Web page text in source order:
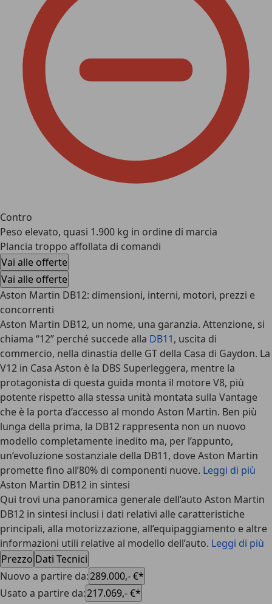
Contro
Peso elevato, quasi 1.900 kg in ordine di marcia
Plancia troppo affollata di comandi
Vai alle offerte
Vai alle offerte
Aston Martin DB12: dimensioni, interni, motori, prezzi e
concorrenti
Aston Martin DB12, un nome, una garanzia. Attenzione, si
chiama “12” perché succede alla DB11, uscita di
commercio, nella dinastia delle GT della Casa di Gaydon. La
V12 in Casa Aston è la DBS Superleggera, mentre la
protagonista di questa guida monta il motore V8, più
potente rispetto alla stessa unità montata sulla Vantage
che è la porta d’accesso al mondo Aston Martin. Ben più
lunga della prima, la DB12 rappresenta non un nuovo
modello completamente inedito ma, per l’appunto,
un’evoluzione sostanziale della DB11, dove Aston Martin
promette fino all’80% di componenti nuove. Leggi di più
Aston Martin DB12 in sintesi
Qui trovi una panoramica generale dell’auto Aston Martin
DB12 in sintesi inclusi i dati relativi alle caratteristiche
principali, alla motorizzazione, all’equipaggiamento e altre
informazioni utili relative al modello dell’auto. Leggi di più
Prezzo Dati Tecnici
Nuovo a partire da:289.000,- €*
Usato a partire da:217.069,- €*